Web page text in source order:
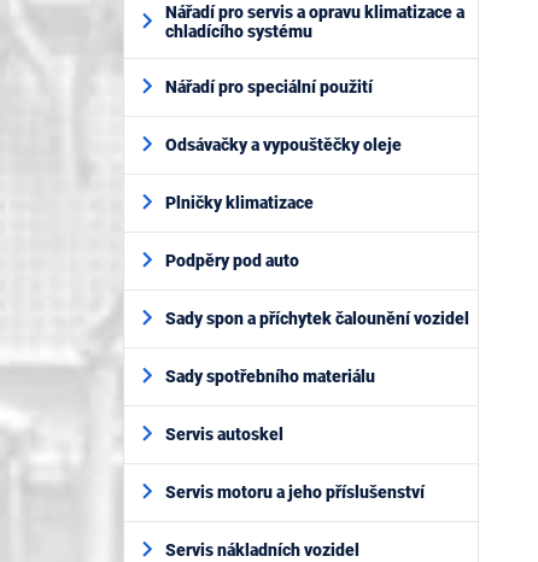
Nářadí pro servis a opravu klimatizace a
chladícího systému
Nářadí pro speciální použití
Odsávačky a vypouštěčky oleje
Plničky klimatizace
Podpěry pod auto
Sady spon a příchytek čalounění vozidel
Sady spotřebního materiálu
Servis autoskel
Servis motoru a jeho příslušenství
Servis nákladních vozidel